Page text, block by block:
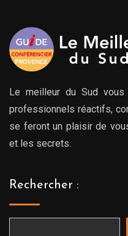
Le meilleur du Sud
professionnels réactifs,
se feront un plaisir de
et les secrets.
Rechercher :